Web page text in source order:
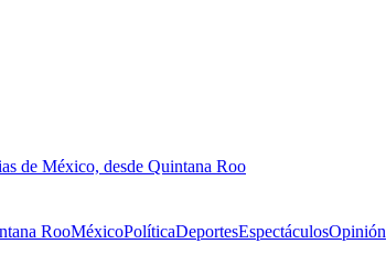
de México, desde Quintana Roo
RooMéxicoPolíticaDeportesEspectáculosOpinión